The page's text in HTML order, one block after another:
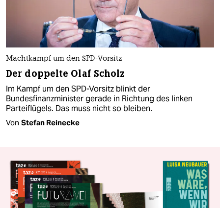
Machtkampf um den SPD-Vorsitz
Der doppelte Olaf Scholz
Im Kampf um den SPD-Vorsitz blinkt der
Bundesfinanzminister gerade in Richtung des linken
Parteiflügels. Das muss nicht so bleiben.
Von Stefan Reinecke